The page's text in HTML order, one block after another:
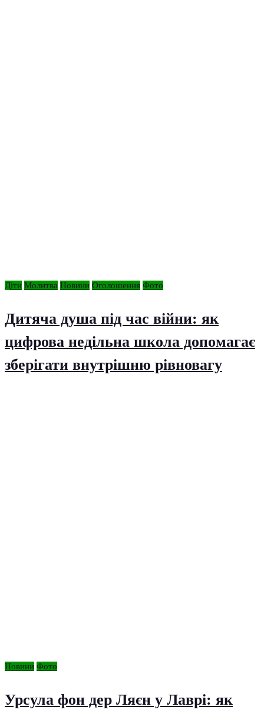
Діти Молитва Новини Оголошення Фото
Дитяча душа під час війни: як
цифрова недільна школа допомагає
зберігати внутрішню рівновагу
Новини Фото
Урсула фон дер Ляєн у Лаврі: як